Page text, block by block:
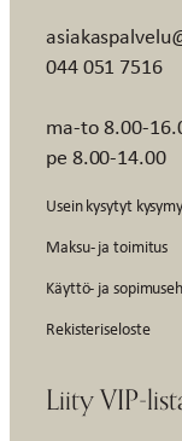
044 051 7516
ma-to 8.00-
pe 8.00-14.00
Usein kysytyt
Maksu- ja toimitus
Käyttö- ja
Rekisteriseloste
Liity VIP-